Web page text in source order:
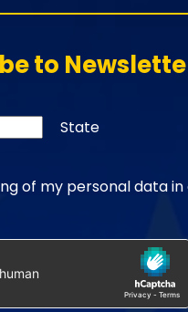
to
State
of my personal data